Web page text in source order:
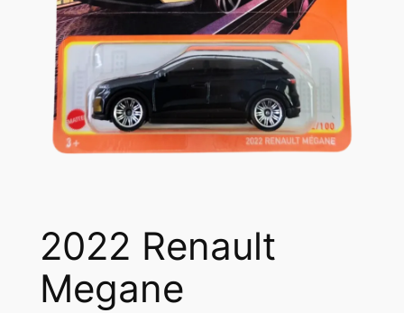
2022 Renault
Megane